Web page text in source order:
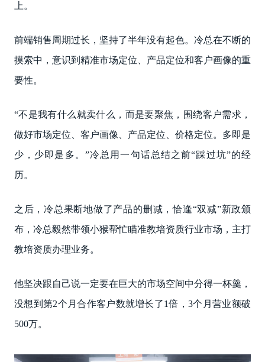
上。
前端销售周期过长，坚持了半年没有起色。冷总在不断的
摸索中，意识到精准市场定位、产品定位和客户画像的重
要性。
“不是我有什么就卖什么，而是要聚焦，围绕客户需求，
做好市场定位、客户画像、产品定位、价格定位。多即是
少，少即是多。”冷总用一句话总结之前“踩过坑”的经
历。
之后，冷总果断地做了产品的删减，恰逢“双减”新政颁
布，冷总毅然带领小猴帮忙瞄准教培资质行业市场，主打
教培资质办理业务。
他坚决跟自己说一定要在巨大的市场空间中分得一杯羹，
没想到第2个月合作客户数就增长了1倍，3个月营业额破
500万。